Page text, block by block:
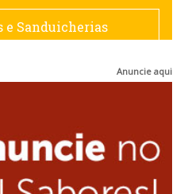
e Oriental
e Sanduicherias
Anuncie aqui